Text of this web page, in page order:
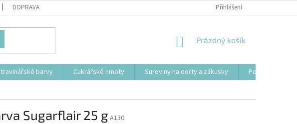
DOPRAVA Přihlášení
NÁKUPNÍ
Prázdný košík
barvy Cukrářské hmoty Suroviny na dorty a zákusky
Podložky, tácy
Sugarflair 25 gA130